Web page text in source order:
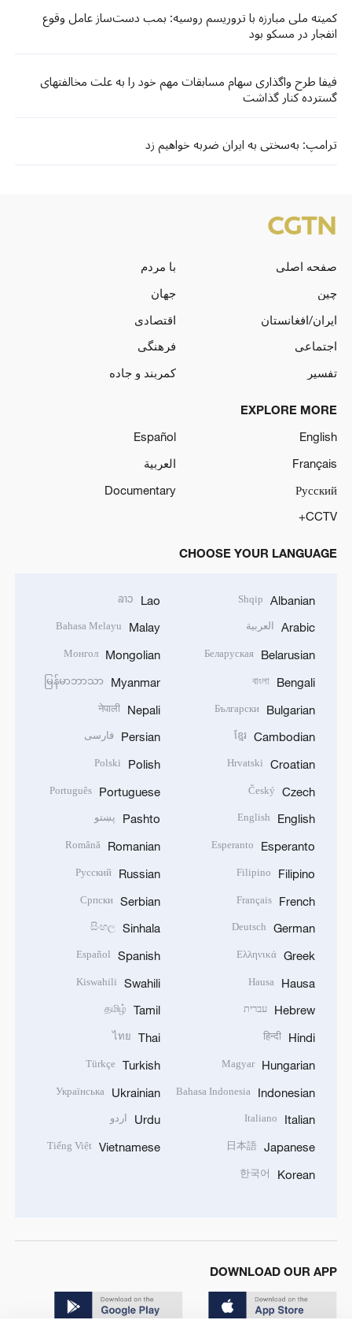
کمیته ملی مبارزه با تروریسم روسیه: بمب دست‌ساز عامل وقوع
انفجار در مسکو بود
فیفا طرح واگذاری سهام مسابقات مهم خود را به علت مخالفتهای
گسترده کنار گذاشت
ترامپ: به‌سختی به ایران ضربه خواهیم زد
صفحه اصلی
با مردم
چین
جهان
ایران/افغانستان
اقتصادی
اجتماعی
فرهنگی
تفسیر
کمربند و جاده
EXPLORE MORE
English
Español
Français
العربية
Русский
Documentary
CCTV+
CHOOSE YOUR LANGUAGE
Albanian
Shqip
Arabic العربية
Belarusian
Беларуская
Bengali
বাংলা
Bulgarian
Български
Cambodian
ខ្មែរ
Croatian
Hrvatski
Czech
Český
English
English
Esperanto
Esperanto
Filipino
Filipino
French
Français
German
Deutsch
Greek
Ελληνικά
Hausa
Hausa
Hebrew עברית
Hindi
हिन्दी
Hungarian
Magyar
Indonesian
Bahasa Indonesia
Italian
Italiano
Japanese
日本語
Korean
한국어
Lao
ລາວ
Malay
Bahasa Melayu
Mongolian
Монгол
Myanmar
မြန်မာဘာသာ
Nepali
नेपाली
Persian فارسی
Polish
Polski
Portuguese
Português
Pashto پښتو
Romanian
Română
Russian
Русский
Serbian
Српски
Sinhala
සිංහල
Spanish
Español
Swahili
Kiswahili
Tamil
தமிழ்
Thai
ไทย
Turkish
Türkçe
Ukrainian
Українська
Urdu اردو
Vietnamese
Tiếng Việt
DOWNLOAD OUR APP